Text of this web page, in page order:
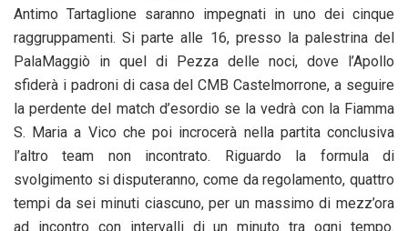
Antimo Tartaglione saranno impegnati in uno dei cinque
raggruppamenti. Si parte alle 16, presso la palestrina del
PalaMaggiò in quel di Pezza delle noci, dove l’Apollo
sfiderà i padroni di casa del CMB Castelmorrone, a seguire
la perdente del match d’esordio se la vedrà con la Fiamma
S. Maria a Vico che poi incrocerà nella partita conclusiva
l’altro team non incontrato. Riguardo la formula di
svolgimento si disputeranno, come da regolamento, quattro
tempi da sei minuti ciascuno, per un massimo di mezz’ora
ad incontro con intervalli di un minuto tra ogni tempo.